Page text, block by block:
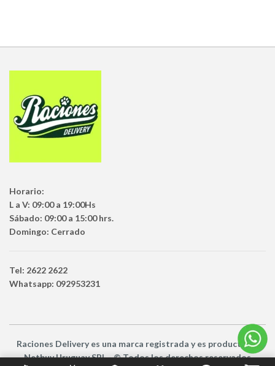
Horario:
L a V: 09:00 a 19:00Hs
Sábado: 09:00 a 15:00 hrs.
Domingo: Cerrado
Tel: 2622 2622
Whatsapp: 092953231
Raciones Deliveryes una marca registrada y es productode
Netbuy Uruguay SRL -© Todos los derechos reservados